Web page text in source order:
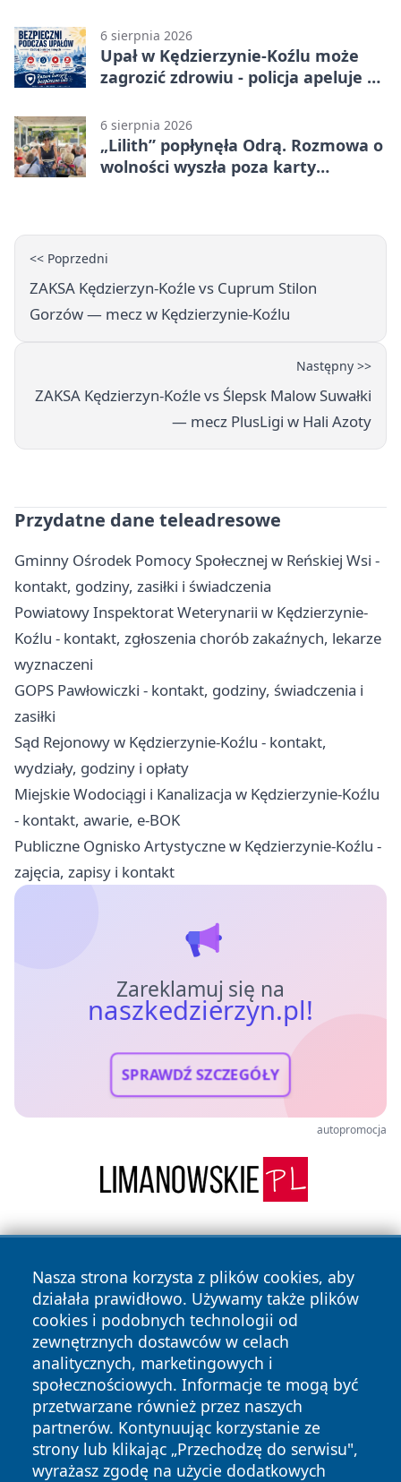
6 sierpnia 2026
Upał w Kędzierzynie-Koźlu może
zagrozić zdrowiu - policja apeluje o
6 sierpnia 2026
„Lilith” popłynęła Odrą. Rozmowa o
wolności wyszła poza karty
<< Poprzedni
ZAKSA Kędzierzyn-Koźle vs Cuprum Stilon
Gorzów — mecz w Kędzierzynie-Koźlu
Następny >>
ZAKSA Kędzierzyn-Koźle vs Ślepsk Malow Suwałki
— mecz PlusLigi w Hali Azoty
Przydatne dane teleadresowe
Gminny Ośrodek Pomocy Społecznej w Reńskiej Wsi -
kontakt, godziny, zasiłki i świadczenia
Powiatowy Inspektorat Weterynarii w Kędzierzynie-
Koźlu - kontakt, zgłoszenia chorób zakaźnych, lekarze
wyznaczeni
GOPS Pawłowiczki - kontakt, godziny, świadczenia i
zasiłki
Sąd Rejonowy w Kędzierzynie-Koźlu - kontakt,
wydziały, godziny i opłaty
Miejskie Wodociągi i Kanalizacja w Kędzierzynie-Koźlu
- kontakt, awarie, e-BOK
Publiczne Ognisko Artystyczne w Kędzierzynie-Koźlu -
zajęcia, zapisy i kontakt
Zareklamuj się na
naszkedzierzyn.pl!
SPRAWDŹ SZCZEGÓŁY
autopromocja
Nasza strona korzysta z plików cookies, aby
działała prawidłowo. Używamy także plików
cookies i podobnych technologii od
zewnętrznych dostawców w celach
analitycznych, marketingowych i
społecznościowych. Informacje te mogą być
przetwarzane również przez naszych
partnerów. Kontynuując korzystanie ze
strony lub klikając „Przechodzę do serwisu",
wyrażasz zgodę na użycie dodatkowych
Copyright © 2026 naszkedzierzyn.pl Wszystkie prawa
zastrzeżone.
News Autorzy
Polityka
Prywatności
Polityka
Cookies